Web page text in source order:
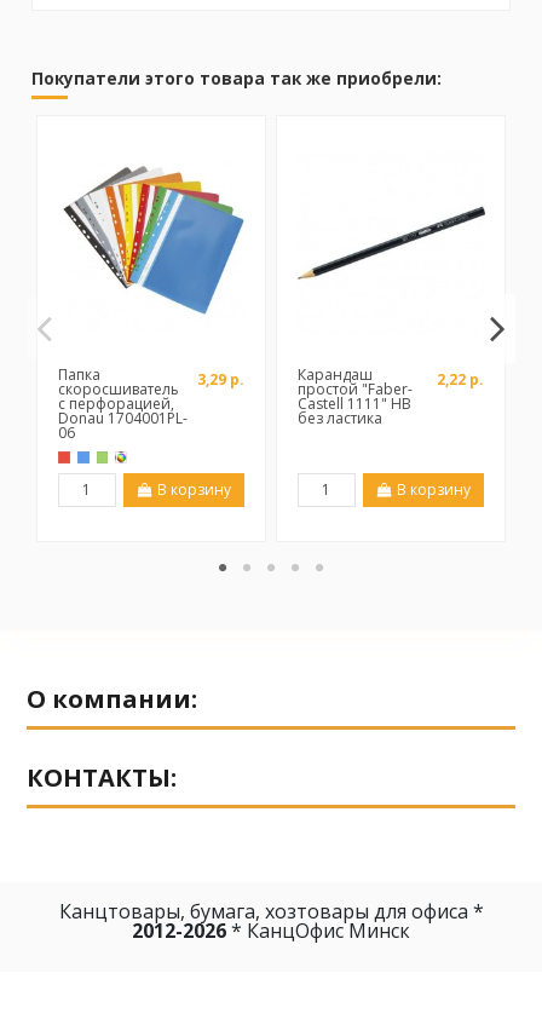
Покупатели этого товара так же приобрели:
Папка
скоросшиватель
с перфорацией,
Donau 1704001PL-
06
Красный
Синий
Зеленый
Ассорти
3,29 р.
В корзину
Карандаш
простой "Faber-
Castell 1111" HB
без ластика
2,22 р.
В корзину
О компании:
КОНТАКТЫ:
Канцтовары, бумага, хозтовары для офиса *
2012-2026* КанцОфис Минск